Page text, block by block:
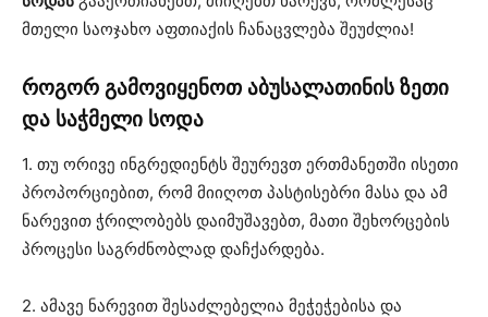
მთელი საოჯახო აფთიაქის ჩანაცვლება შეუძლია!
როგორ გამოვიყენოთ აბუსალათინის ზეთი
და საჭმელი სოდა
1. თუ ორივე ინგრედიენტს შეურევთ ერთმანეთში ისეთი
პროპორციებით, რომ მიიღოთ პასტისებრი მასა და ამ
ნარევით ჭრილობებს დაიმუშავებთ, მათი შეხორცების
პროცესი საგრძნობლად დაჩქარდება.
2. ამავე ნარევით შესაძლებელია მეჭეჭებისა და